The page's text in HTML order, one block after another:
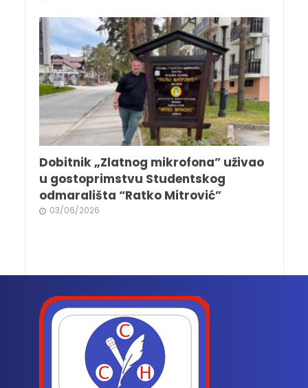
Dobitnik „Zlatnog mikrofona” uživao
u gostoprimstvu Studentskog
odmarališta “Ratko Mitrović”
03/06/2026